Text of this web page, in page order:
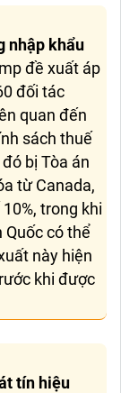
nhập khẩu
đề xuất áp
đối tác
quan đến
sách thuế
bị Tòa án
từ Canada,
trong khi
Quốc có thể
này hiện
khi được
tín hiệu